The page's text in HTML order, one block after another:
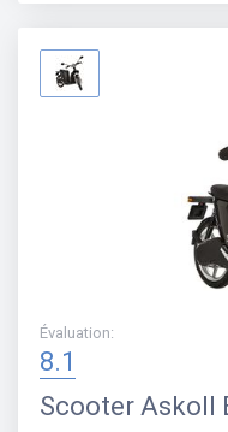
Évaluation:
8.1
Scooter Askoll